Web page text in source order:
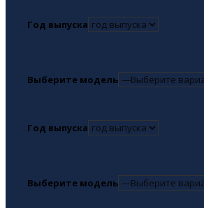
Год выпуска
Выберите модель
Год выпуска
Выберите модель